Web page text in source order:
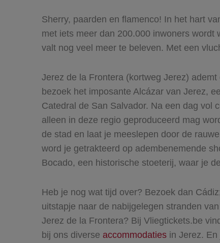
Sherry, paarden en flamenco! In het hart
met iets meer dan 200.000 inwoners wordt
valt nog veel meer te beleven. Met een
Jerez de la Frontera (kortweg Jerez)
bezoek het imposante Alcázar van Jerez,
Catedral de San Salvador. Na een dag vol
alleen in deze regio geproduceerd mag
de stad en laat je meeslepen door de
word je getrakteerd op adembenemende
Bocado, een historische stoeterij, waar je
Heb je nog wat tijd over? Bezoek dan
uitstapje naar de nabijgelegen stranden
Jerez de la Frontera? Bij Vliegtickets.be
bij ons diverse accommodaties in Jerez.